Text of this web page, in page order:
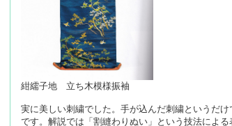
紺繻子地 立ち木模様振袖
実に美しい刺繍でした。手が込んだ刺繍というだけ
です。解説では「割縫わりぬい」という技法による